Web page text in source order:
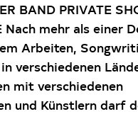
BAND PRIVATE
Nach mehr als einer
Arbeiten,
verschiedenen
mit verschiedenen
und Künstlern darf